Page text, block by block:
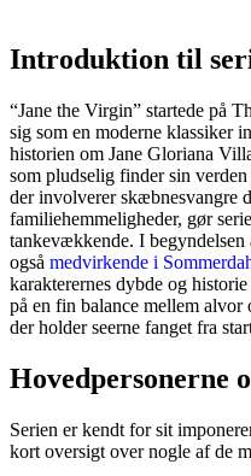
Introduktion til
“Jane the Virgin” startede på
sig som en moderne klassiker
historien om Jane Gloriana
som pludselig finder sin
der involverer skæbnesvangre
familiehemmeligheder, gør
tankevækkende. I
også medvirkende i
karakterernes dybde og
på en fin balance mellem
der holder seerne fanget fra
Hovedpersonerne
Serien er kendt for sit
kort oversigt over nogle af de